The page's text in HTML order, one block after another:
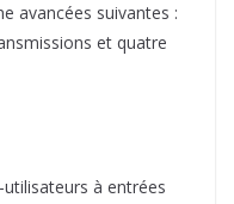
avancées suivantes :
et quatre
à entrées